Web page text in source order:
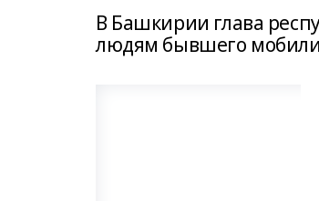
В Башкирии глава
людям бывшего